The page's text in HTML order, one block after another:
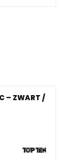
– ZWART /